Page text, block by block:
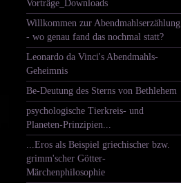
Vorträge_Downloads
Willkommen zur Abendmahlserzählung
- wo genau fand das nochmal statt?
Leonardo da Vinci's Abendmahls-
Geheimnis
Be-Deutung des Sterns von Bethlehem
psychologische Tierkreis- und
Planeten-Prinzipien...
...Eros als Beispiel griechischer bzw.
grimm'scher Götter-
Märchenphilosophie